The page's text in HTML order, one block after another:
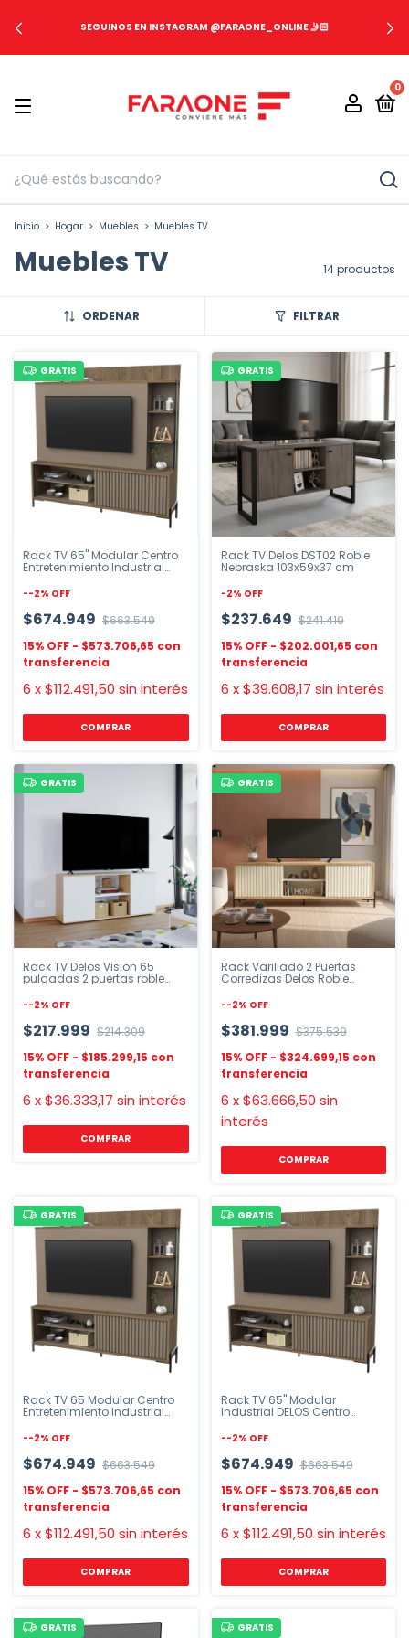
SEGUINOS EN INSTAGRAM @FARAONE_ONLINE 🤳🏻
0
Inicio > Hogar > Muebles > Muebles TV
Muebles TV 14 productos
ORDENAR FILTRAR
GRATIS
Rack TV 65" Modular Centro
Entretenimiento Industrial
--2% OFF
$674.949 $663.549
$573.706,65
6 x$112.491,50 sin interés
GRATIS
Rack TV Delos DST02 Roble
Nebraska 103x59x37 cm
-2% OFF
$237.649 $241.419
$202.001,65
6 x$39.608,17 sin interés
GRATIS
Rack TV Delos Vision 65
pulgadas 2 puertas roble
--2% OFF
$217.999 $214.309
$185.299,15
6 x$36.333,17 sin interés
GRATIS
Rack Varillado 2 Puertas
Corredizas Delos Roble
--2% OFF
$381.999 $375.539
$324.699,15
6 x$63.666,50 sin
interés
GRATIS
Rack TV 65 Modular Centro
Entretenimiento Industrial
--2% OFF
$674.949 $663.549
$573.706,65
6 x$112.491,50 sin interés
GRATIS
Rack TV 65" Modular
Industrial DELOS Centro
--2% OFF
$674.949 $663.549
$573.706,65
6 x$112.491,50 sin interés
COMPRAR
GRATIS GRATIS